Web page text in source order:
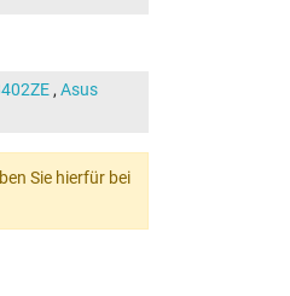
, Asus
Sie hierfür bei